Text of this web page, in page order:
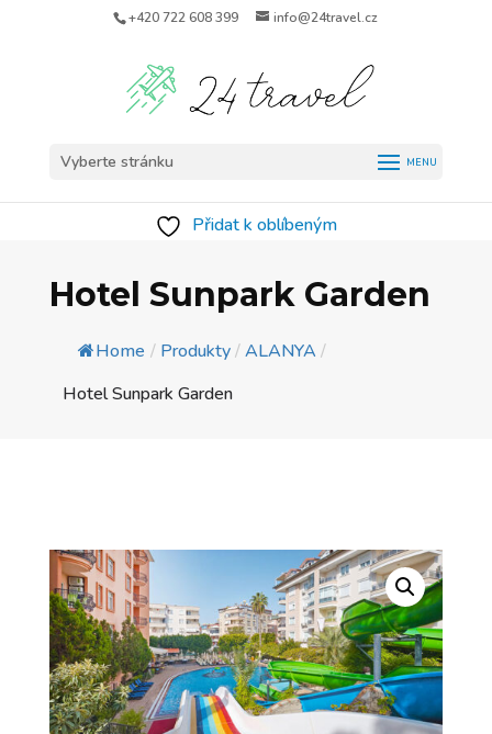
+420 722 608 399 info@24travel.cz
Vyberte stránku
Přidat k oblíbeným
Hotel Sunpark Garden
Home / Produkty/ALANYA /
Hotel Sunpark Garden